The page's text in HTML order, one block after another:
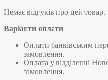
Немає відгуків про цей товар.
Варіанти оплати
Оплати банківським
замовлення.
Оплата у відділенні
замовлення.